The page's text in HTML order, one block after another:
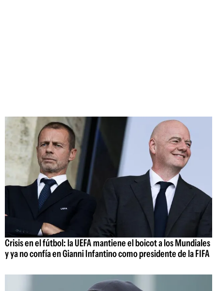
Crisis en el fútbol: la UEFA mantiene el boicot a los Mundiales
y ya no confía en Gianni Infantino como presidente de la FIFA